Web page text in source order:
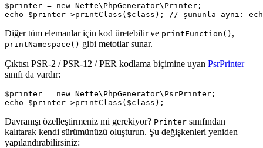
$printer = new Nette\PhpGenerator\Printer;
Diğer tüm elemanlar için kod üretebilir ve printFunction() ,
printNamespace() gibi metotlar sunar.
Çıktısı PSR-2 / PSR-12 / PER kodlama biçimine uyan PsrPrinter
sınıfı da vardır:
$printer = new Nette\PhpGenerator\PsrPrinter;
Davranışı özelleştirmeniz mi gerekiyor? Printer sınıfından
kalıtarak kendi sürümünüzü oluşturun. Şu değişkenleri yeniden
yapılandırabilirsiniz: